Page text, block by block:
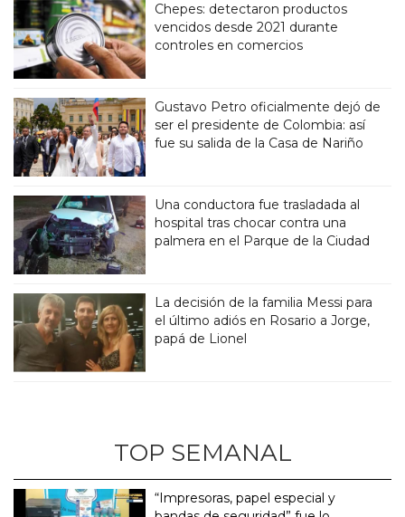
Chepes: detectaron productos
vencidos desde 2021 durante
controles en comercios
Gustavo Petro oficialmente dejó de
ser el presidente de Colombia: así
fue su salida de la Casa de Nariño
Una conductora fue trasladada al
hospital tras chocar contra una
palmera en el Parque de la Ciudad
La decisión de la familia Messi para
el último adiós en Rosario a Jorge,
papá de Lionel
TOP SEMANAL
“Impresoras, papel especial y